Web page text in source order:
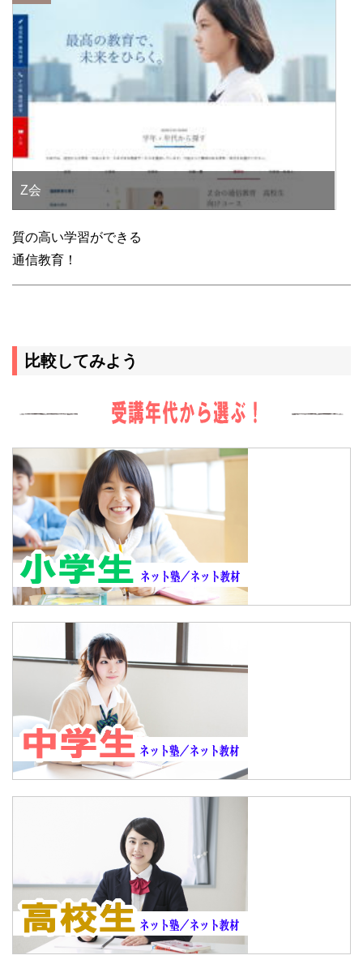
Z会
質の高い学習ができる
通信教育！
比較してみよう